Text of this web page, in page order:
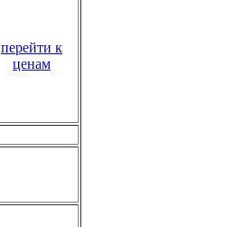
перейти к
ценам